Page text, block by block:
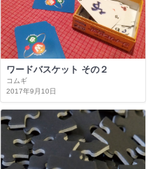
ワードバスケット その２
コムギ
2017年9月10日